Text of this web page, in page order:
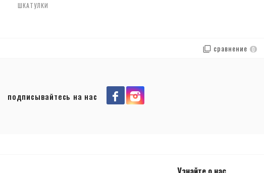
ШКАТУЛКИ
сравнение 0
подписывайтесь на нас